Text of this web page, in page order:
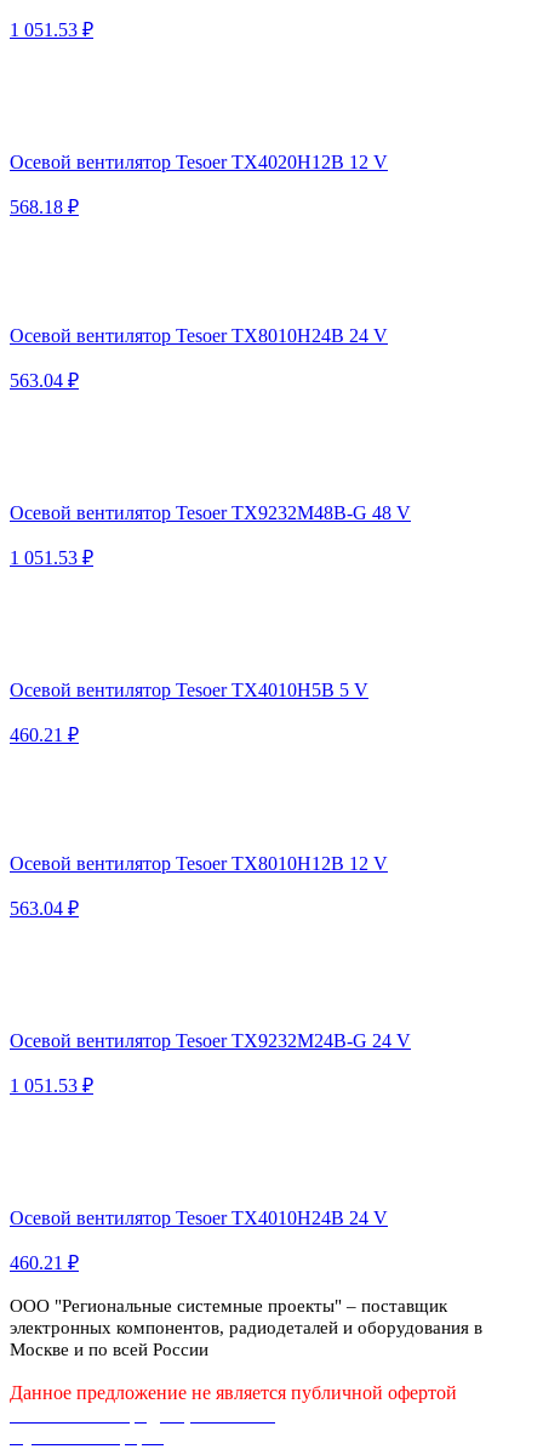
1 051.53 ₽
Осевой вентилятор Tesoer TX4020H12B 12 V
568.18 ₽
Осевой вентилятор Tesoer TX8010H24B 24 V
563.04 ₽
Осевой вентилятор Tesoer TX9232M48B-G 48 V
1 051.53 ₽
Осевой вентилятор Tesoer TX4010H5B 5 V
460.21 ₽
Осевой вентилятор Tesoer TX8010H12B 12 V
563.04 ₽
Осевой вентилятор Tesoer TX9232M24B-G 24 V
1 051.53 ₽
Осевой вентилятор Tesoer TX4010H24B 24 V
460.21 ₽
ООО "Региональные системные проекты" – поставщик
электронных компонентов, радиодеталей и оборудования в
Москве и по всей России
Данное предложение не является публичной офертой